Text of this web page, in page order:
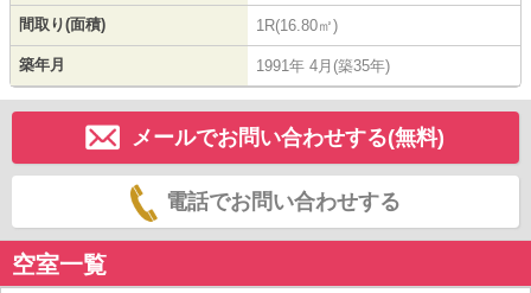
間取り(面積) 1R(16.80㎡)
築年月 1991年 4月(築35年)
メールでお問い合わせする(無料)
電話でお問い合わせする
空室一覧